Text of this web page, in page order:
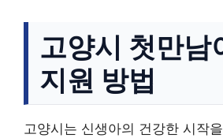
고양시 첫만남
지원 방법
고양시는 신생아의 건강한 시작